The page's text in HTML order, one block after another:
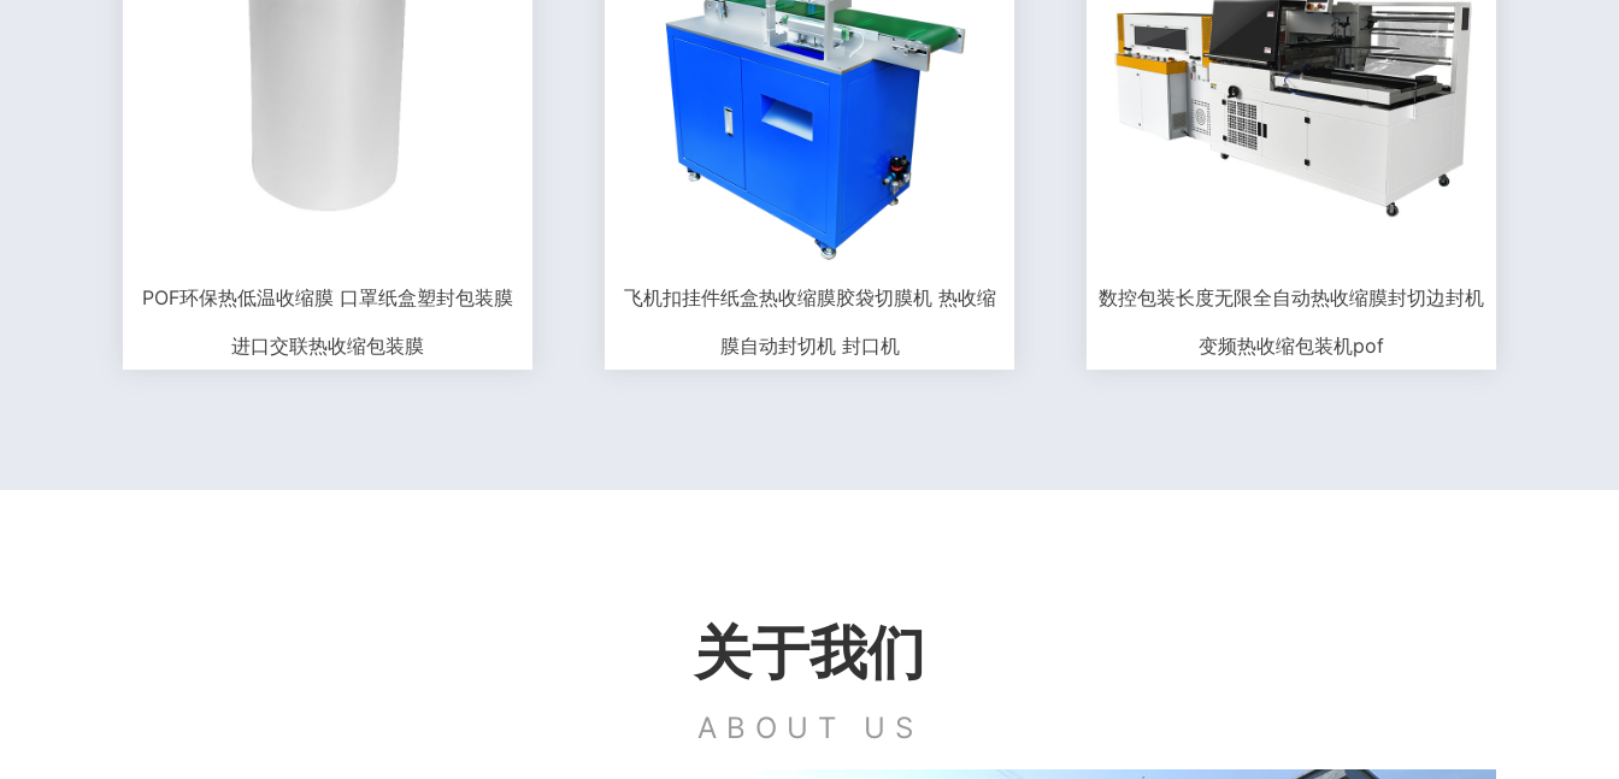
POF环保热低温收缩膜 口罩纸盒塑封包装膜
进口交联热收缩包装膜
飞机扣挂件纸盒热收缩膜胶袋切膜机 热收缩
膜自动封切机 封口机
数控包装长度无限全自动热收缩膜封切边封机
变频热收缩包装机pof
关于我们
ABOUT US